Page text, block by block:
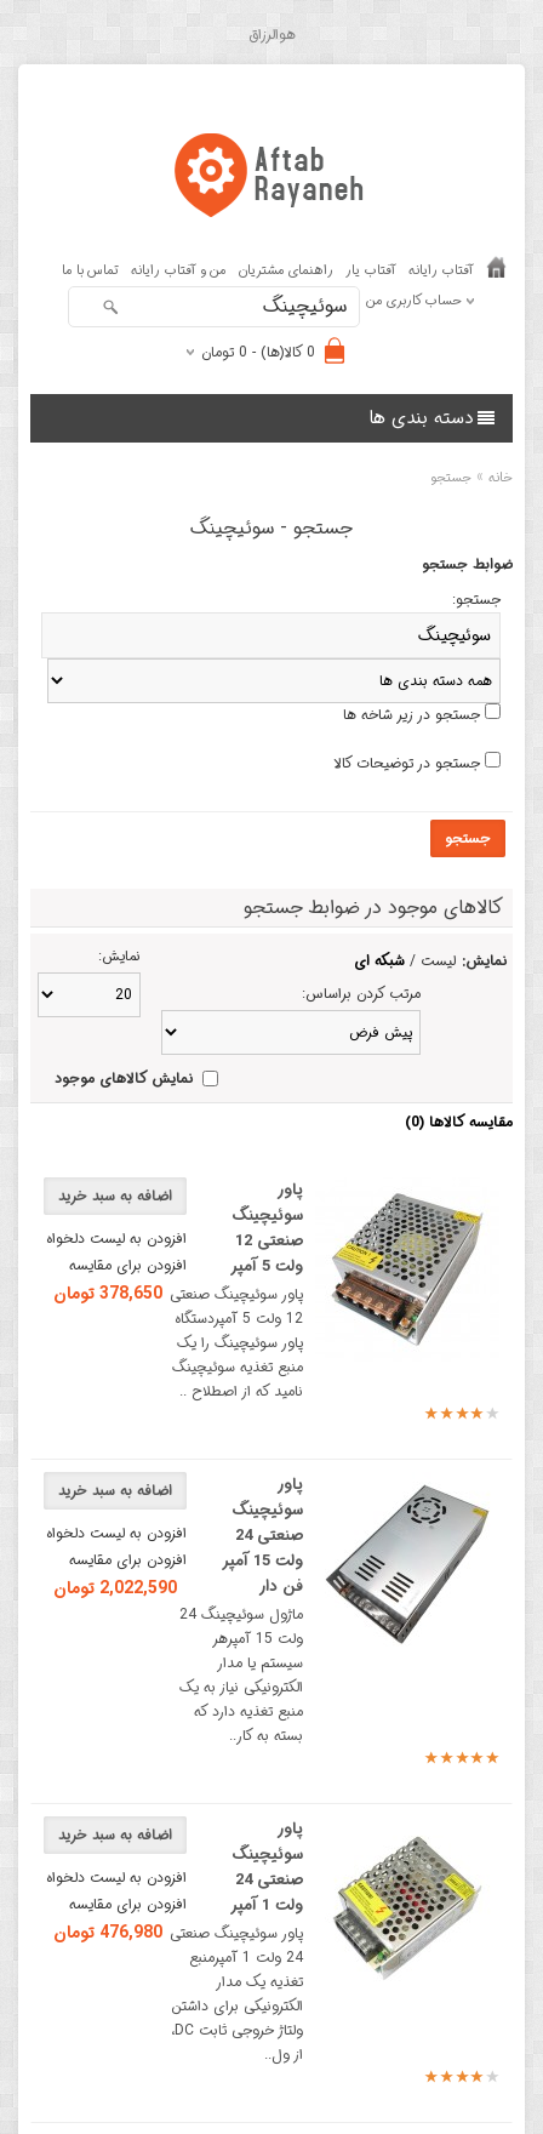
هوالرزاق
آفتاب رایانه آفتاب یار راهنمای مشتریان من و آفتاب رایانه تماس با ما
حساب کاربری من
0 کالا(ها) - 0 تومان
دسته بندی ها
خانه » جستجو
جستجو - سوئیچینگ
ضوابط جستجو
جستجو:
جستجو در زیر شاخه ها
جستجو در توضیحات کالا
جستجو
کالاهای موجود در ضوابط جستجو
نمایش: لیست / شبکه ای
نمایش:
مرتب کردن براساس:
نمایش کالاهای موجود
مقایسه کالاها (0)
اضافه به سبد خرید
افزودن به لیست دلخواه
افزودن برای مقایسه
378,650 تومان
پاور
سوئیچینگ
صنعتی 12
ولت 5 آمپر
پاور سوئیچینگ صنعتی
12 ولت 5 آمپردستگاه
پاور سوئیچینگ را یک
منبع تغذیه سوئیچینگ
نامید که از اصطلاح ..
اضافه به سبد خرید
افزودن به لیست دلخواه
افزودن برای مقایسه
2,022,590 تومان
پاور
سوئیچینگ
صنعتی 24
ولت 15 آمپر
فن دار
ماژول سوئیچینگ 24
ولت 15 آمپرهر
سیستم یا مدار
الکترونیکی نیاز به یک
منبع تغذیه دارد که
بسته به کار..
اضافه به سبد خرید
افزودن به لیست دلخواه
افزودن برای مقایسه
476,980 تومان
پاور
سوئیچینگ
صنعتی 24
ولت 1 آمپر
پاور سوئیچینگ صنعتی
24 ولت 1 آمپرمنبع
تغذیه یک مدار
الکترونیکی برای داشتن
ولتاژ خروجی ثابت DC،
از ول..